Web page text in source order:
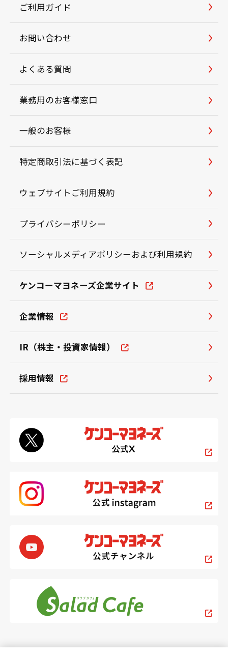
ご利用ガイド
お問い合わせ
よくある質問
業務用のお客様窓口
一般のお客様
特定商取引法に基づく表記
ウェブサイトご利用規約
プライバシーポリシー
ソーシャルメディアポリシーおよび利用規約
ケンコーマヨネーズ企業サイト
企業情報
IR（株主・投資家情報）
採用情報